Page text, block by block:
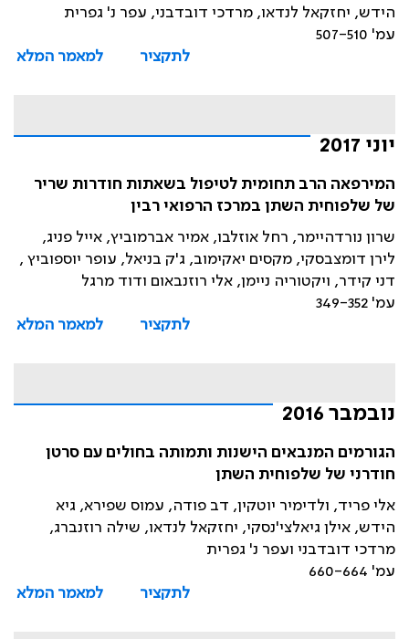
הידש, יחזקאל לנדאו, מרדכי דובדבני, עפר נ' גפרית
עמ' 507-510
לתקציר
למאמר המלא
יוני 2017
המירפאה הרב תחומית לטיפול בשאתות חודרות שריר
של שלפוחית השתן במרכז הרפואי רבין
שרון נורדהיימר, רחל אוזלבו, אמיר אברמוביץ, אייל פניג,
לירן דומצבסקי, מקסים יאקימוב, ג'ק בניאל, עופר יוספוביץ ,
דני קידר, ויקטוריה ניימן, אלי רוזנבאום ודוד מרגל
עמ' 349-352
לתקציר
למאמר המלא
נובמבר 2016
הגורמים המנבאים הישנות ותמותה בחולים עם סרטן
חודרני של שלפוחית השתן
אלי פריד, ולדימיר יוטקין, דב פודה, עמוס שפירא, גיא
הידש, אילן גיאלצי'נסקי, יחזקאל לנדאו, שילה רוזנברג,
מרדכי דובדבני ועפר נ' גפרית
עמ' 660-664
לתקציר
למאמר המלא